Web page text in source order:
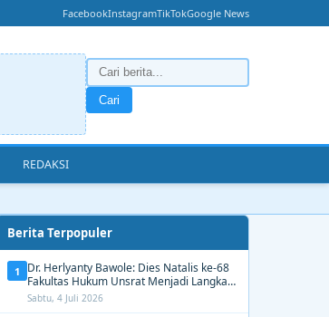
FacebookInstagramTikTokGoogle News
Cari
REDAKSI
Berita Terpopuler
1
Dr. Herlyanty Bawole: Dies Natalis ke-68
Fakultas Hukum Unsrat Menjadi Langkah
Nyata Membangun Generasi Hukum
Berdampak
Sabtu, 4 Juli 2026